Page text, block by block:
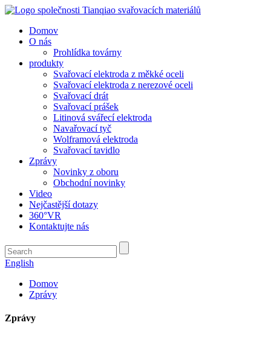
Domov
O nás
Prohlídka továrny
produkty
Svařovací elektroda z měkké oceli
Svařovací elektroda z nerezové oceli
Svařovací drát
Svařovací prášek
Litinová svářecí elektroda
Navařovací tyč
Wolframová elektroda
Svařovací tavidlo
Zprávy
Novinky z oboru
Obchodní novinky
Video
Nejčastější dotazy
360°VR
Kontaktujte nás
English
Domov
Zprávy
Zprávy